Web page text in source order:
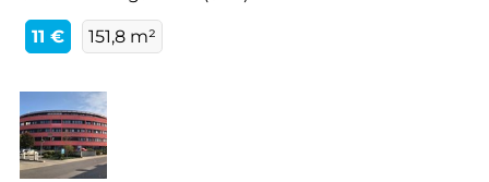
11 € 151,8 m²